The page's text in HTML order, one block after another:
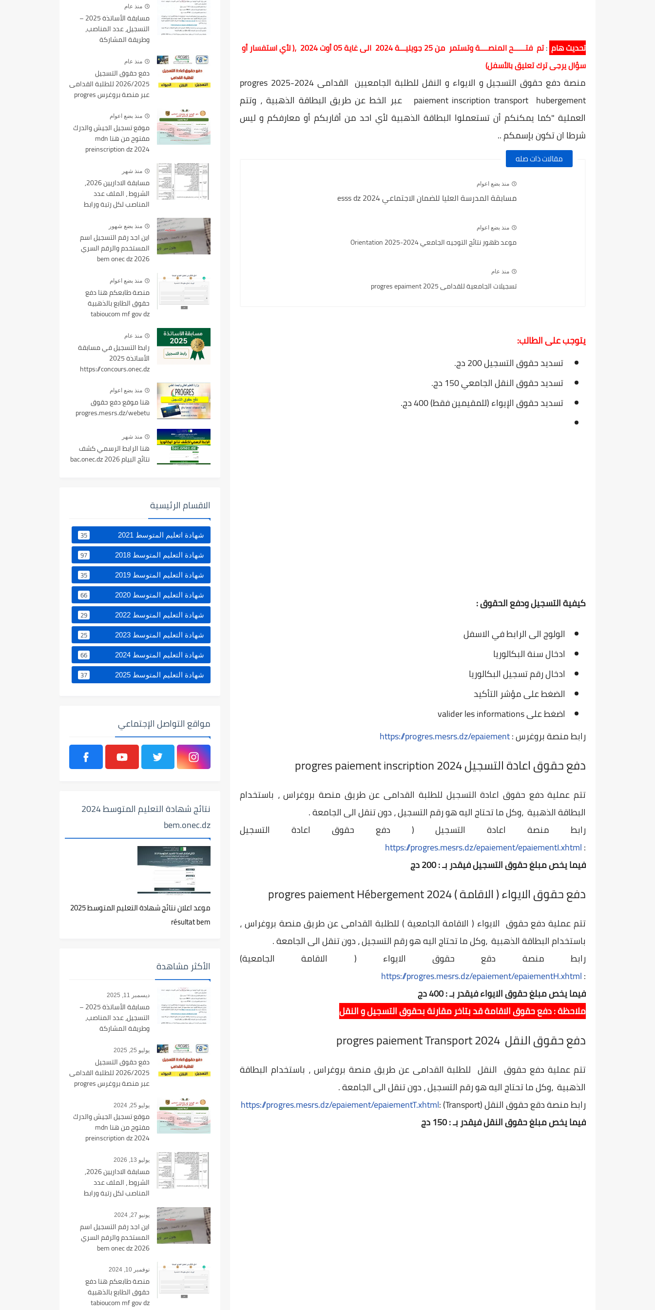
تحديث هام :
تم فتــــــح المنصــــة وتستمر من 25 جويليـــة 2024 الى غاية 05 أوت 2024 ،( لأي استفسار أو
سؤال يرجى ترك تعليق بالأسفل)
منصة دفع حقوق التسجيل و الايواء و النقل للطلبة الجامعيين القدامى 2024-2025 progres
paiement inscription transport hubergement عبر الخط عن طريق البطاقة الذهبية ، وتتم
العملية "كما يمكنكم أن تستعملوا البطاقة الذهبية لأي احد من أقاربكم أو معارفكم و ليس
شرطا ان تكون بإسمكم ..
مقالات ذات صله
منذ بضع اعوام
مسابقة المدرسة العليا للضمان الاجتماعي 2024 esss dz
منذ بضع اعوام
موعد ظهور نتائج التوجيه الجامعي 2024-2025 Orientation
منذ عام
تسجيلات الجامعية للقدامى 2025 progres epaiment
يتوجب على الطالب:
تسديد حقوق التسجيل 200 دج.
تسديد حقوق النقل الجامعي 150 دج.
تسديد حقوق الإيواء (للمقيمين فقط) 400 دج.
كيفية التسجيل ودفع الحقوق :
الولوج الى الرابط في الاسفل
ادخال سنة البكالوريا
ادخال رقم تسجيل البكالوريا
الضغط على مؤشر التأكيد
اضغط على valider les informations
رابط منصة بروغرس :https://progres.mesrs.dz/epaiement
دفع حقوق اعادة التسجيل 2024 progres paiement inscription
تتم عملية دفع حقوق اعادة التسجيل للطلبة القدامى عن طريق منصة بروغراس ، باستخدام
البطاقة الذهبية ،وكل ما تحتاج اليه هو رقم التسجيل ، دون تنقل الى الجامعة .
رابط منصة اعادة التسجيل ( دفع حقوق اعادة التسجيل
:
https://progres.mesrs.dz/epaiement/epaiementI.xhtml
فيما يخص مبلغ حقوق التسجيل فيقدر بـ : 200 دج
دفع حقوق الايواء ( الاقامة ) 2024 progres paiement Hébergement
تتم عملية دفع حقوق الايواء ( الاقامة الجامعية ) للطلبة القدامى عن طريق منصة بروغراس ،
باستخدام البطاقة الذهبية ،وكل ما تحتاج اليه هو رقم التسجيل ، دون تنقل الى الجامعة .
رابط منصة دقع حقوق الايواء ( الاقامة الجامعية)
:
https://progres.mesrs.dz/epaiement/epaiementH.xhtml
فيما يخص مبلغ حقوق الايواء فيقدر بـ : 400 دج
ملاحظة : دفع حقوق الاقامة قد بتاخر مقارنة بحقوق التسجيل و النقل
دفع حقوق النقل 2024 progres paiement Transport
تتم عملية دفع حقوق النقل للطلبة القدامى عن طريق منصة بروغراس ، باستخدام البطاقة
الذهبية ،وكل ما تحتاج اليه هو رقم التسجيل ، دون تنقل الى الجامعة .
رابط منصة دقع حقوق النقل (Transport) :
https://progres.mesrs.dz/epaiement/epaiementT.xhtml
فيما يخص مبلغ حقوق النقل فيقدر بـ : 150 دج
منذ عام
مسابقة الأساتذة 2025 –
التسجيل، عدد المناصب،
وطريقة المشاركة
منذ عام
دفع حقوق التسجيل
2026/2025 للطلبة القدامى
عبر منصة بروغرس progres
منذ بضع اعوام
موقع تسجيل الجيش والدرك
مفتوح من هنا mdn
preinscription dz 2024
منذ شهر
مسابقة الاداريين 2026,
الشروط ، الملف عدد
المناصب لكل رتبة ورابط
منذ بضع شهور
اين اجد رقم التسجيل اسم
المستخدم والرقم السري
bem onec dz 2026
منذ بضع اعوام
منصة طابعكم هنا دفع
حقوق الطابع بالذهبية
tabioucom mf gov dz
منذ عام
رابط التسجيل في مسابقة
الأساتذة 2025
https://concours.onec.dz
منذ بضع اعوام
هنا موقع دفع حقوق
progres.mesrs.dz/webetu
منذ شهر
هنا الرابط الرسمي كشف
نتائج البيام 2026 bac.onec.dz
الاقسام الرئيسية
شهادة اتعليم المتوسط 2021 35
شهادة التعليم المتوسط 2018 97
شهادة التعليم المتوسط 2019 35
شهادة التعليم المتوسط 2020 66
شهادة التعليم المتوسط 2022 29
شهادة التعليم المتوسط 2023 25
شهادة التعليم المتوسط 2024 66
شهادة التعليم المتوسط 2025 37
مواقع التواصل الإجتماعي
نتائج شهادة التعليم المتوسط 2024
bem.onec.dz
موعد اعلان نتائج شهادة التعليم المتوسط 2025
résultat bem
الأكثر مشاهدة
ديسمبر 11, 2025
مسابقة الأساتذة 2025 –
التسجيل، عدد المناصب،
وطريقة المشاركة
يوليو 25, 2025
دفع حقوق التسجيل
2026/2025 للطلبة القدامى
عبر منصة بروغرس progres
يوليو 25, 2024
موقع تسجيل الجيش والدرك
مفتوح من هنا mdn
preinscription dz 2024
يوليو 13, 2026
مسابقة الاداريين 2026,
الشروط ، الملف عدد
المناصب لكل رتبة ورابط
يونيو 27, 2024
اين اجد رقم التسجيل اسم
المستخدم والرقم السري
bem onec dz 2026
نوفمبر 10, 2024
منصة طابعكم هنا دفع
حقوق الطابع بالذهبية
tabioucom mf gov dz